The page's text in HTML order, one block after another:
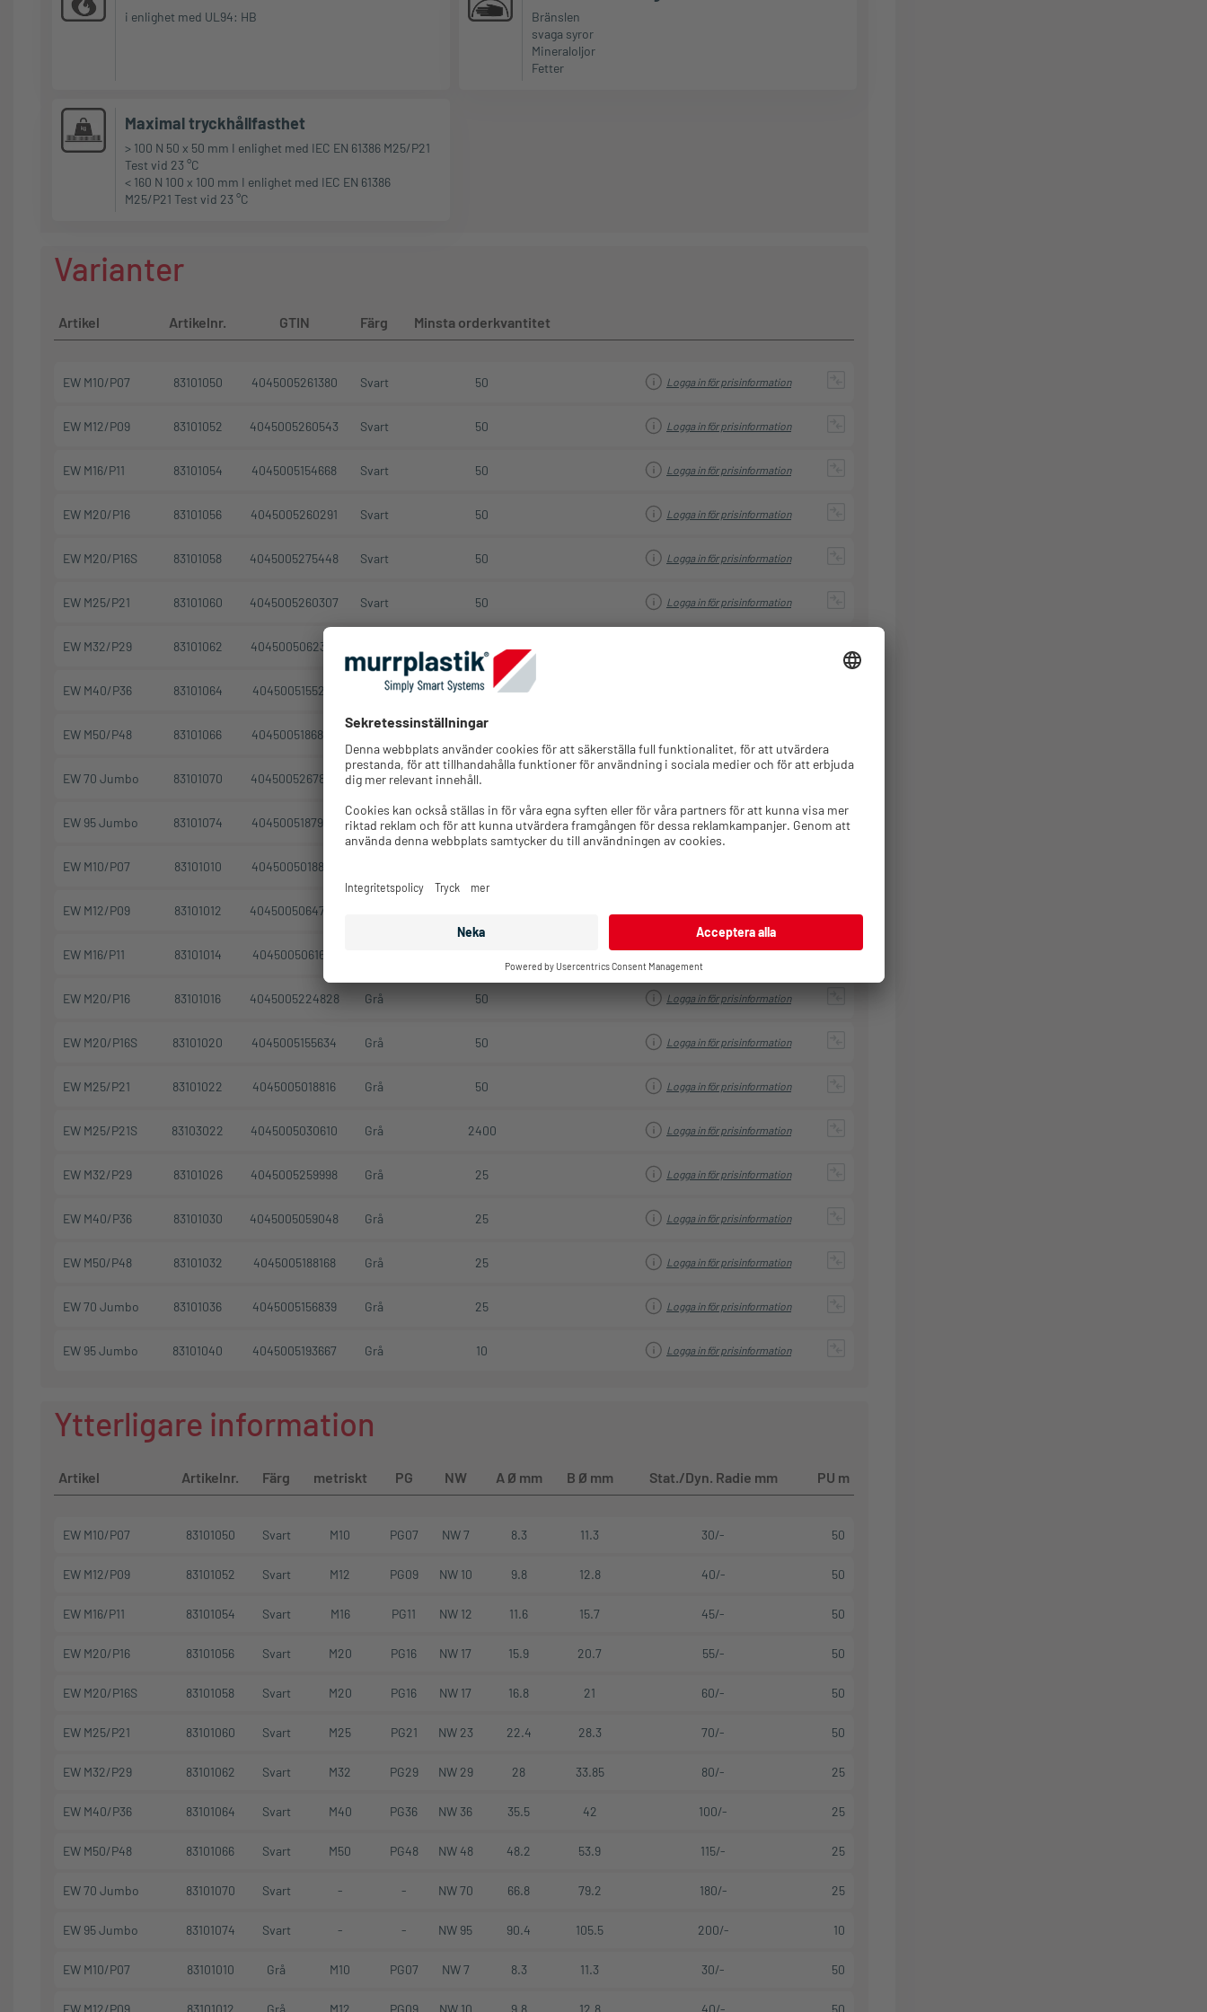
i enlighet med UL94: HB
Bränslen
svaga syror
Mineraloljor
Fetter
Maximal tryckhållfasthet
> 100 N 50 x 50 mm I enlighet med IEC EN 61386 M25/P21
Test vid 23 °C
< 160 N 100 x 100 mm I enlighet med IEC EN 61386
M25/P21 Test vid 23 °C
Varianter
Artikel Artikelnr. GTIN Färg Minsta orderkvantitet
EW M10/P07 83101050 4045005261380 Svart 50 Logga in för prisinformation
EW M12/P09 83101052 4045005260543 Svart 50 Logga in för prisinformation
EW M16/P11 83101054 4045005154668 Svart 50 Logga in för prisinformation
EW M20/P16 83101056 4045005260291 Svart 50 Logga in för prisinformation
EW M20/P16S 83101058 4045005275448 Svart 50 Logga in för prisinformation
EW M25/P21 83101060 4045005260307 Svart 50 Logga in för prisinformation
EW M32/P29 83101062 4045005062321
EW M40/P36 83101064 4045005155221 Svart 25
EW M50/P48 83101066 4045005186843
EW 70 Jumbo 83101070 4045005267887 Svart 25
EW 95 Jumbo 83101074 4045005187970 Svart 10 Logga in för prisinformation
EW M10/P07 83101010 4045005018809
EW M12/P09 83101012 4045005064745
EW M16/P11 83101014 4045005061621 Logga in för prisinformation
EW M20/P16 83101016 4045005224828 Grå 50 Logga in för prisinformation
EW M20/P16S 83101020 4045005155634 Grå 50 Logga in för prisinformation
EW M25/P21 83101022 4045005018816 Grå 50 Logga in för prisinformation
EW M25/P21S 83103022 4045005030610 Grå 2400 Logga in för prisinformation
EW M32/P29 83101026 4045005259998 Grå 25 Logga in för prisinformation
EW M40/P36 83101030 4045005059048 Grå 25 Logga in för prisinformation
EW M50/P48 83101032 4045005188168 Grå 25 Logga in för prisinformation
EW 70 Jumbo 83101036 4045005156839 Grå 25 Logga in för prisinformation
EW 95 Jumbo 83101040 4045005193667 Grå 10 Logga in för prisinformation
Ytterligare information
Artikel Artikelnr. Färg metriskt PG NW A Ø mm B Ø mm Stat./Dyn. Radie mm PU m
EW M10/P07 83101050 Svart M10 PG07 NW 7 8.3 11.3 30/- 50
EW M12/P09 83101052 Svart M12 PG09 NW 10 9.8 12.8 40/- 50
EW M16/P11 83101054 Svart M16 PG11 NW 12 11.6 15.7 45/- 50
EW M20/P16 83101056 Svart M20 PG16 NW 17 15.9 20.7 55/- 50
EW M20/P16S 83101058 Svart M20 PG16 NW 17 16.8 21 60/- 50
EW M25/P21 83101060 Svart M25 PG21 NW 23 22.4 28.3 70/- 50
EW M32/P29 83101062 Svart M32 PG29 NW 29 28 33.85 80/- 25
EW M40/P36 83101064 Svart M40 PG36 NW 36 35.5 42 100/- 25
EW M50/P48 83101066 Svart M50 PG48 NW 48 48.2 53.9 115/- 25
EW 70 Jumbo 83101070 Svart - - NW 70 66.8 79.2 180/- 25
EW 95 Jumbo 83101074 Svart - - NW 95 90.4 105.5 200/- 10
EW M10/P07 83101010 Grå M10 PG07 NW 7 8.3 11.3 30/- 50
EW M12/P09 83101012 Grå M12 PG09 NW 10 9.8 12.8 40/- 50